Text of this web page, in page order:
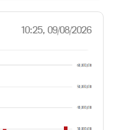
10:25, 09/08/2026